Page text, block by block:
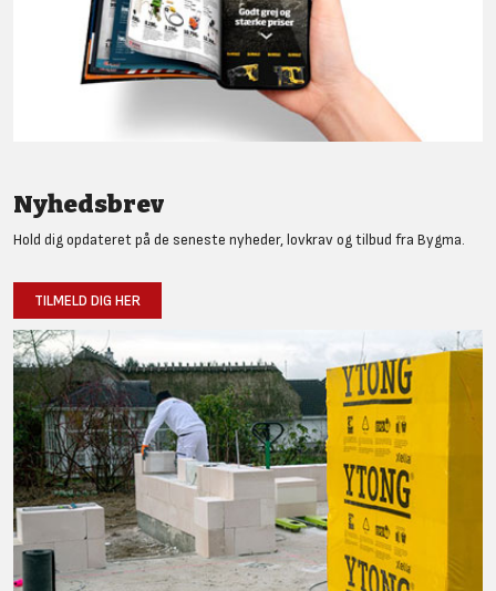
Nyhedsbrev
Hold dig opdateret på de seneste nyheder, lovkrav og tilbud fra Bygma.
TILMELD DIG HER